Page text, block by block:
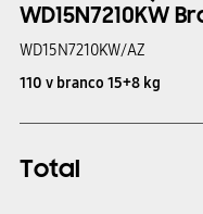
WD15N7210KW
WD15N7210KW/AZ
110 v branco 15+8 kg
Total